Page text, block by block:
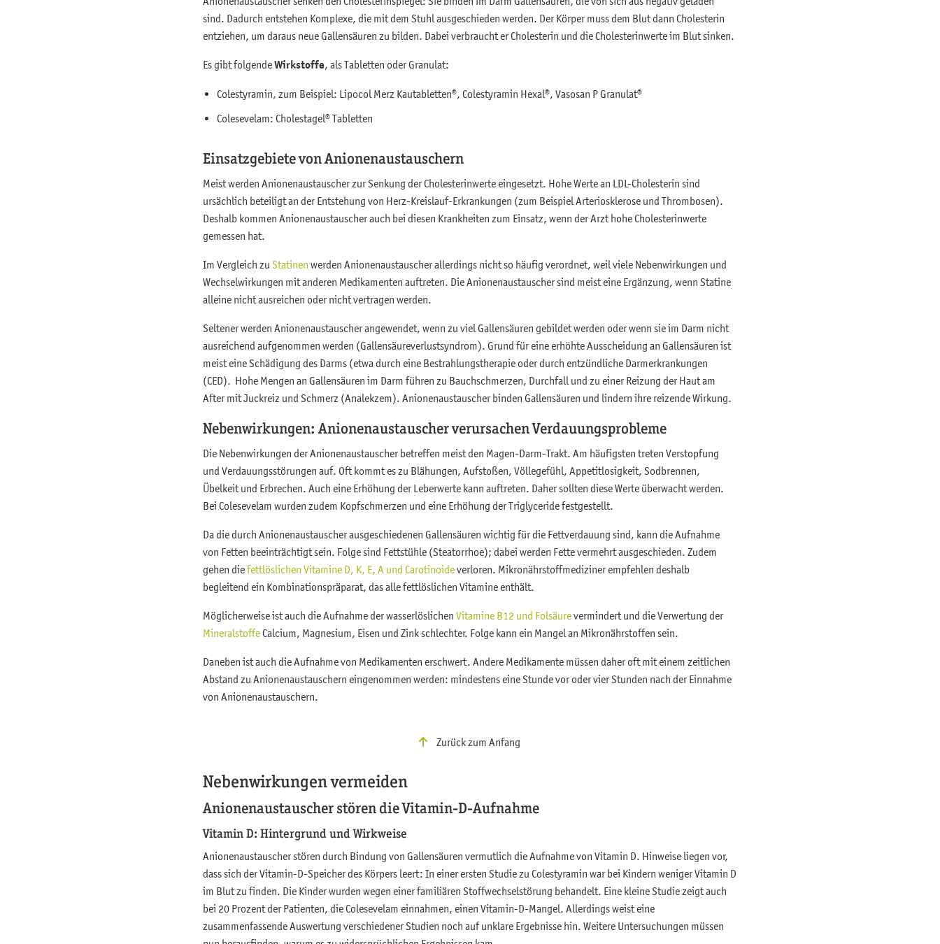
sind. Dadurch entstehen Komplexe, die mit dem Stuhl ausgeschieden werden. Der Körper muss dem Blut dann Cholesterin
entziehen, um daraus neue Gallensäuren zu bilden. Dabei verbraucht er Cholesterin und die Cholesterinwerte im Blut sinken.
Es gibt folgendeWirkstoffe, als Tabletten oder Granulat:
Colestyramin, zum Beispiel: Lipocol Merz Kautabletten®, Colestyramin Hexal®, Vasosan P Granulat®
Colesevelam: Cholestagel® Tabletten
Einsatzgebiete von Anionenaustauschern
Meist werden Anionenaustauscher zur Senkung der Cholesterinwerte eingesetzt. Hohe Werte an LDL-Cholesterin sind
ursächlich beteiligt an der Entstehung von Herz-Kreislauf-Erkrankungen (zum Beispiel Arteriosklerose und Thrombosen).
Deshalb kommen Anionenaustauscher auch bei diesen Krankheiten zum Einsatz, wenn der Arzt hohe Cholesterinwerte
gemessen hat.
Im Vergleich zuStatinen werden Anionenaustauscher allerdings nicht so häufig verordnet, weil viele Nebenwirkungen und
Wechselwirkungen mit anderen Medikamenten auftreten. Die Anionenaustauscher sind meist eine Ergänzung, wenn Statine
alleine nicht ausreichen oder nicht vertragen werden.
Seltener werden Anionenaustauscher angewendet, wenn zu viel Gallensäuren gebildet werden oder wenn sie im Darm nicht
ausreichend aufgenommen werden (Gallensäureverlustsyndrom). Grund für eine erhöhte Ausscheidung an Gallensäuren ist
meist eine Schädigung des Darms (etwa durch eine Bestrahlungstherapie oder durch entzündliche Darmerkrankungen
(CED). Hohe Mengen an Gallensäuren im Darm führen zu Bauchschmerzen, Durchfall und zu einer Reizung der Haut am
After mit Juckreiz und Schmerz (Analekzem). Anionenaustauscher binden Gallensäuren und lindern ihre reizende Wirkung.
Nebenwirkungen: Anionenaustauscher verursachen Verdauungsprobleme
Die Nebenwirkungen der Anionenaustauscher betreffen meist den Magen-Darm-Trakt. Am häufigsten treten Verstopfung
und Verdauungsstörungen auf. Oft kommt es zu Blähungen, Aufstoßen, Völlegefühl, Appetitlosigkeit, Sodbrennen,
Übelkeit und Erbrechen. Auch eine Erhöhung der Leberwerte kann auftreten. Daher sollten diese Werte überwacht werden.
Bei Colesevelam wurden zudem Kopfschmerzen und eine Erhöhung der Triglyceride festgestellt.
Da die durch Anionenaustauscher ausgeschiedenen Gallensäuren wichtig für die Fettverdauung sind, kann die Aufnahme
von Fetten beeinträchtigt sein. Folge sind Fettstühle (Steatorrhoe); dabei werden Fette vermehrt ausgeschieden. Zudem
gehen diefettlöslichen Vitamine D, K, E, A und Carotinoideverloren. Mikronährstoffmediziner empfehlen deshalb
begleitend ein Kombinationspräparat, das alle fettlöslichen Vitamine enthält.
Möglicherweise ist auch die Aufnahme der wasserlöslichenVitamine B12 und Folsäurevermindert und die Verwertung der
MineralstoffeCalcium, Magnesium, Eisen und Zink schlechter. Folge kann ein Mangel an Mikronährstoffen sein.
Daneben ist auch die Aufnahme von Medikamenten erschwert. Andere Medikamente müssen daher oft mit einem zeitlichen
Abstand zu Anionenaustauschern eingenommen werden: mindestens eine Stunde vor oder vier Stunden nach der Einnahme
von Anionenaustauschern.
Zurück zum Anfang
Nebenwirkungen vermeiden
Anionenaustauscher stören die Vitamin-D-Aufnahme
Vitamin D: Hintergrund und Wirkweise
Anionenaustauscher stören durch Bindung von Gallensäuren vermutlich die Aufnahme von Vitamin D. Hinweise liegen vor,
dass sich der Vitamin-D-Speicher des Körpers leert: In einer ersten Studie zu Colestyramin war bei Kindern weniger Vitamin D
im Blut zu finden. Die Kinder wurden wegen einer familiären Stoffwechselstörung behandelt. Eine kleine Studie zeigt auch
bei 20 Prozent der Patienten, die Colesevelam einnahmen, einen Vitamin-D-Mangel. Allerdings weist eine
zusammenfassende Auswertung verschiedener Studien noch auf unklare Ergebnisse hin. Weitere Untersuchungen müssen